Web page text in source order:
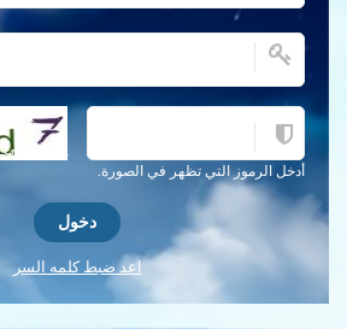
أدخل الرموز التي تظهر في الصورة.
احصل على
اعد ضبط كلمه السر